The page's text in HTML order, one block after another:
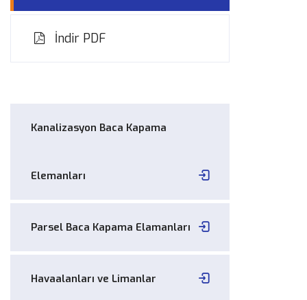
İndir PDF
Kanalizasyon Baca Kapama
Elemanları
Parsel Baca Kapama Elamanları
Havaalanları ve Limanlar